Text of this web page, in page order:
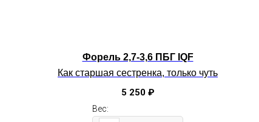
Форель 2,7-3,6 ПБГ IQF
Как старшая сестренка, только чуть
Солим, жарим и печём
Средний вес: 3 кг
(1 кг - 1750 руб)
5 250 ₽
Вес: